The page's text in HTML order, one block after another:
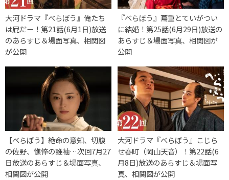
大河ドラマ『べらぼう』俺たち
は屁だー！第21話(6月1日)放送
のあらすじ＆場面写真、相関図
が公開
『べらぼう』蔦重とていがつい
に結婚！第25話(6月29日)放送の
あらすじ＆場面写真、相関図が
公開
【べらぼう】絶命の意知、切腹
の佐野、憔悴の誰袖…次回7月27
日放送のあらすじ＆場面写真、
相関図が公開
大河ドラマ『べらぼう』こじら
せ春町（岡山天音）！第22話(6
月8日)放送のあらすじ＆場面写
真、相関図が公開